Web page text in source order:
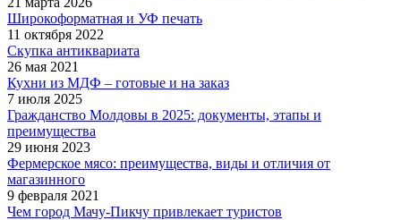
Широкоформатная и УФ печать
11 октября 2022
Скупка антиквариата
26 мая 2021
Кухни из МДФ – готовые и на заказ
7 июля 2025
Гражданство Молдовы в 2025: документы, этапы и
преимущества
29 июня 2023
Фермерское мясо: преимущества, виды и отличия от
магазинного
9 февраля 2021
Чем город Мачу-Пикчу привлекает туристов